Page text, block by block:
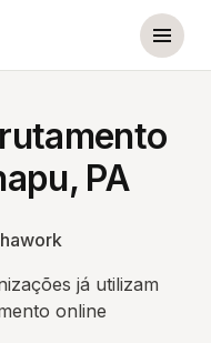
PA
já utilizam
online